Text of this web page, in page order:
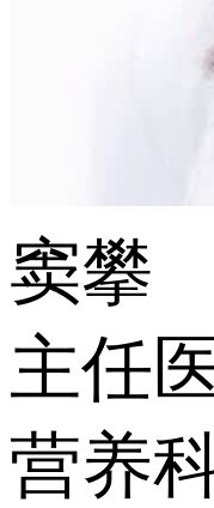
窦攀
主任
营养